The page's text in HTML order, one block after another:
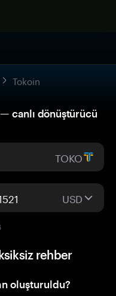
Tokoin
canlı dönüştürücü
TOKO
USD
rehber
oluşturuldu?